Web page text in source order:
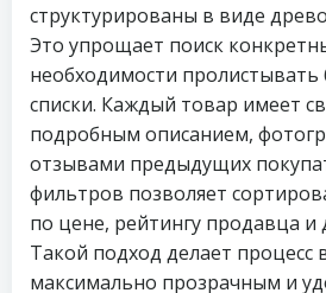
структурированы в виде
Это упрощает поиск
необходимости пролистывать
списки. Каждый товар имеет
подробным описанием,
отзывами предыдущих
фильтров позволяет
по цене, рейтингу продавца и
Такой подход делает процесс
максимально прозрачным и